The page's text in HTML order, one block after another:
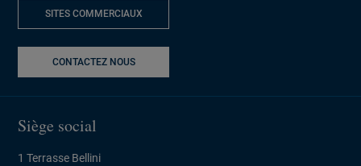
SITES COMMERCIAUX
CONTACTEZ NOUS
Siège social
1 Terrasse Bellini